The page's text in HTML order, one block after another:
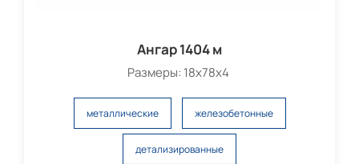
Ангар 1404 м
Размеры: 18х78х4
металлические железобетонные
детализированные